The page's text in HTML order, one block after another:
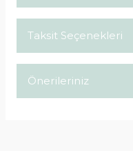
Taksit Seçenekleri
Önerileriniz